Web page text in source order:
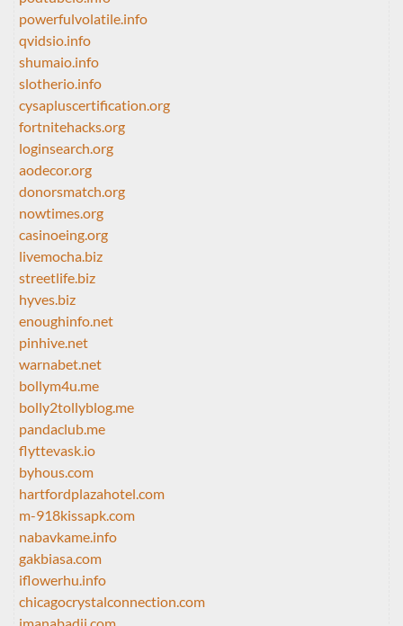
powerfulvolatile.info
qvidsio.info
shumaio.info
slotherio.info
cysapluscertification.org
fortnitehacks.org
loginsearch.org
aodecor.org
donorsmatch.org
nowtimes.org
casinoeing.org
livemocha.biz
streetlife.biz
hyves.biz
enoughinfo.net
pinhive.net
warnabet.net
bollym4u.me
bolly2tollyblog.me
pandaclub.me
flyttevask.io
byhous.com
hartfordplazahotel.com
m-918kissapk.com
nabavkame.info
gakbiasa.com
iflowerhu.info
chicagocrystalconnection.com